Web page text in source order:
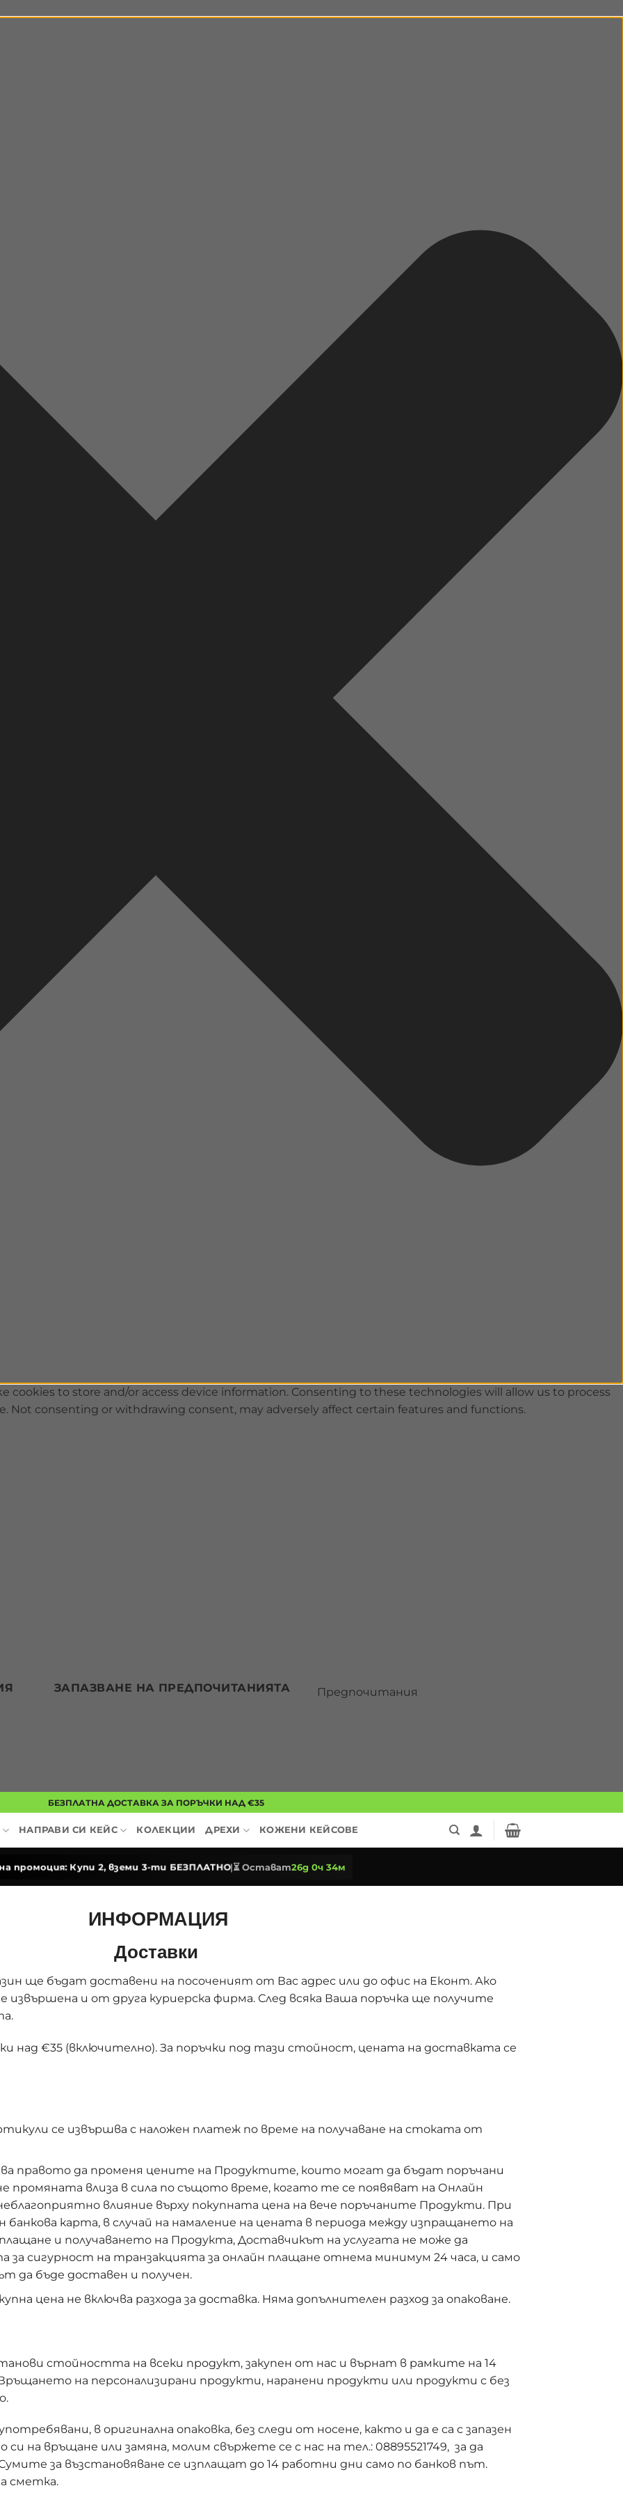
cookies to store and/or access device information. Consenting to these technologies will allow us to process
Not consenting or withdrawing consent, may adversely affect certain features and functions.
ЗАПАЗВАНЕ НА ПРЕДПОЧИТАНИЯТА Предпочитания
БЕЗПЛАТНА ДОСТАВКА ЗА ПОРЪЧКИ НАД €35
НАПРАВИ СИ КЕЙС КОЛЕКЦИИ ДРЕХИ КОЖЕНИ КЕЙСОВЕ
промоция: Купи 2, вземи 3-ти БЕЗПЛАТНО
|⏳Остават26д 0ч 34м
ИНФОРМАЦИЯ
Доставки
ще бъдат доставени на посоченият от Вас адрес или до офис на Еконт. Ако
и от друга куриерска фирма. След всяка Ваша поръчка ще получите
над €35 (включително). За поръчки под тази стойност, цената на доставката се
се извършва с наложен платеж по време на получаване на стоката от
правото да променя цените на Продуктите, които могат да бъдат поръчани
промяната влиза в сила по същото време, когато те се появяват на Онлайн
влияние върху покупната цена на вече поръчаните Продукти. При
банкова карта, в случай на намаление на цената в периода между изпращането на
и получаването на Продукта, Доставчикът на услугата не може да
за сигурност на транзакцията за онлайн плащане отнема минимум 24 часа, и само
да бъде доставен и получен.
цена не включва разхода за доставка. Няма допълнителен разход за опаковане.
стойността на всеки продукт, закупен от нас и върнат в рамките на 14
на персонализирани продукти, наранени продукти или продукти с без
в оригинална опаковка, без следи от носене, както и да е са с запазен
на връщане или замяна, молим свържете се с нас на тел.: 08895521749, за да
за възстановяване се изплащат до 14 работни дни само по банков път.
сметка.